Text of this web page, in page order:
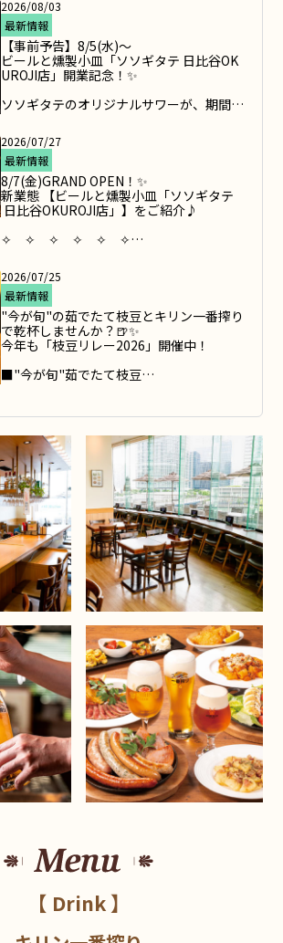
2026/08/03
最新情報
【事前予告】8/5(水)～
ビールと燻製小皿「ソソギタテ 日比谷OK
UROJI店」開業記念！✨
ソソギタテのオリジナルサワーが、期間限
期間：8/5(水)～9/8(火)
●マスカットクラッシュゼリーサワー
クラッシュゼリーを使用したソソギタテオ
リジナルサワー。
食べながらでも、くずしながらでもお好み
で♪
●カリ梅サワー
に絶妙な酸味を味わえます。
何杯飲んでも飽きない一品♪
ぜひお試しください✨
2026/07/27
最新情報
8/7(金)GRAND OPEN！✨
新業態 【ビールと燻製小皿「ソソギタテ
日比谷OKUROJI店」】をご紹介♪
✧　✧　✧　✧　✧　✧
ビールを、もっと美味しく、もっと楽し
く。
仕事帰りに一杯。 休日にのんびり一杯。
その日の気分で選ぶビールと、 少しずつ楽
しめる小皿料理。
気軽に立ち寄れて、ついまた来たくなる。
そんなお店を目指しています。
✧　✧　✧　✧　✧　✧
オリジナルグッズプレゼントなど、
ぜひOPENをお待ちください😊♪
2026/07/25
最新情報
"今が旬"の茹でたて枝豆とキリン一番搾り
で乾杯しませんか？🍺✨
今年も「枝豆リレー2026」開催中！
■"今が旬"茹でたて枝豆
キリンシティでは、「今」が旬の枝豆を日
本各地から取り寄せ、オーダーをいただい
てから茹でたてをお届けします♪
初夏から秋にかけて様々な枝豆が登場しま
すので、お好みのビールとぜひご一緒にお
楽しみください！
【 Drink 】